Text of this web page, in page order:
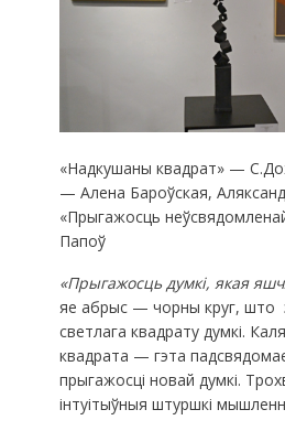
«Надкушаны квадрат» —
— Алена Бароўская,
«Прыгажосць
Папоў
«Прыгажосць думкі, якая
яе абрыс — чорны круг, што
светлага квадрату думкі.
квадрата — гэта
прыгажосці новай думкі.
інтуітыўныя штуршкі